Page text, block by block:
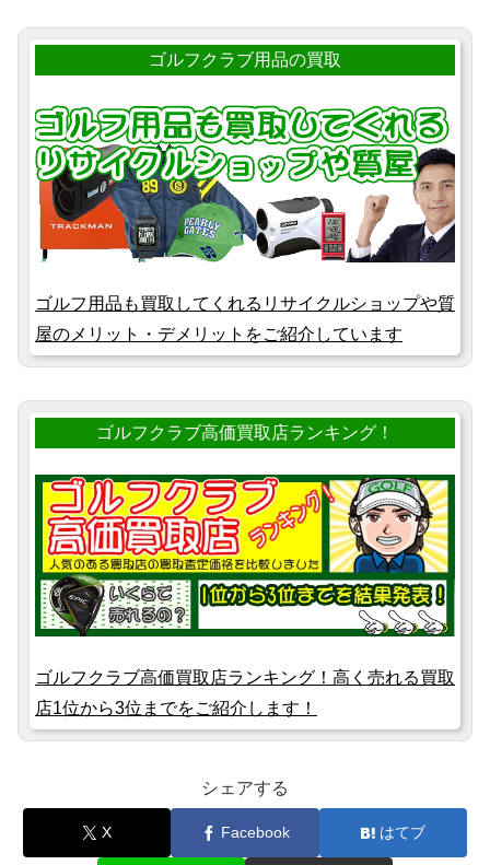
ゴルフクラブ用品の買取
ゴルフ用品も買取してくれるリサイクルショップや質
屋のメリット・デメリットをご紹介しています
ゴルフクラブ高価買取店ランキング！
ゴルフクラブ高価買取店ランキング！高く売れる買取
店1位から3位までをご紹介します！
シェアする
X Facebook はてブ